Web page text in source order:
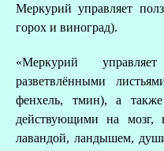
Меркурий управляет
горох и виноград).
«Меркурий
разветвлёнными
фенхель, тмин), а также
действующими на мозг,
лавандой, ландышем,